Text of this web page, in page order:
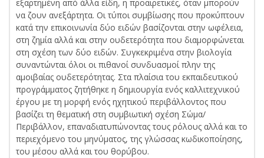
εξαρτημένη από άλλα είδη, η προαιρετικές, όταν μπορούν
να ζουν ανεξάρτητα. Οι τύποι συμβίωσης που προκύπτουν
κατά την επικοινωνία δύο ειδών βασίζονται στην ωφέλεια,
στη ζημία αλλά και στην ουδετερότητα που διαμορφώνεται
στη σχέση των δύο ειδών. Συγκεκριμένα στην βιολογία
συναντώνται όλοι οι πιθανοί συνδυασμοί πλην της
αμοιβαίας ουδετερότητας. Στα πλαίσια του εκπαιδευτικού
προγράμματος ζητήθηκε η δημιουργία ενός καλλιτεχνικού
έργου με τη μορφή ενός ηχητικού περιβάλλοντος που
βασίζει τη θεματική στη συμβιωτική σχέση Σώμα/
Περιβάλλον, επαναδιατυπώνοντας τους ρόλους αλλά και το
περιεχόμενο του μηνύματος, της γλώσσας κωδικοποίησης,
του μέσου αλλά και του θορύβου.